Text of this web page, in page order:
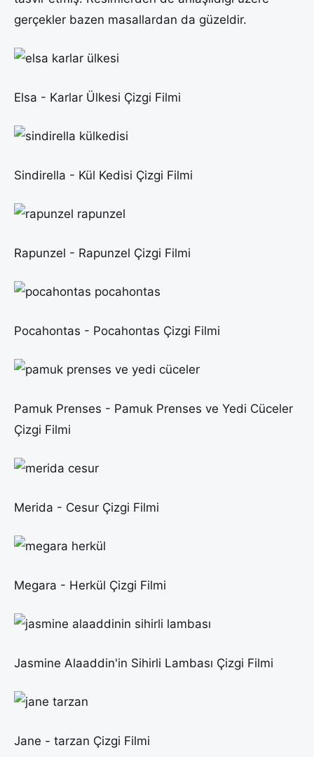
gerçekler bazen masallardan da güzeldir.
Elsa - Karlar Ülkesi Çizgi Filmi
Sindirella - Kül Kedisi Çizgi Filmi
Rapunzel - Rapunzel Çizgi Filmi
Pocahontas - Pocahontas Çizgi Filmi
Pamuk Prenses - Pamuk Prenses ve Yedi Cüceler
Çizgi Filmi
Merida - Cesur Çizgi Filmi
Megara - Herkül Çizgi Filmi
Jasmine Alaaddin'in Sihirli Lambası Çizgi Filmi
Jane - tarzan Çizgi Filmi